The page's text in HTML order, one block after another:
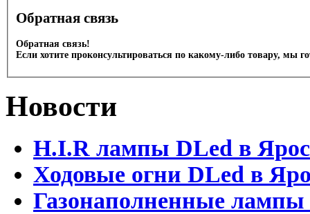
Обратная связь
Обратная связь!
Если хотите проконсультироваться по какому-либо товару, мы
Новости
H.I.R лампы DLed в
Ходовые огни DLed в
Газонаполненные